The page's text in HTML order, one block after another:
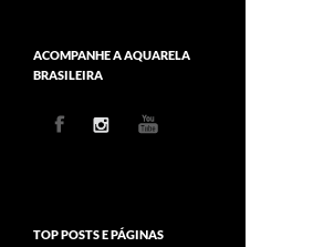
ACOMPANHE A AQUARELA
BRASILEIRA
TOP POSTS E PÁGINAS